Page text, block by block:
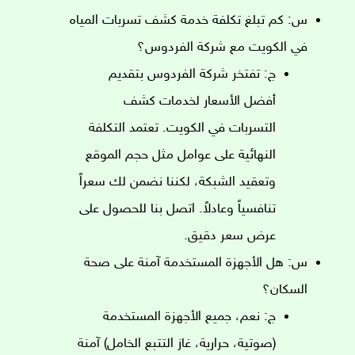
س: كم تبلغ تكلفة خدمة كشف تسربات المياه
في الكويت مع شركة الفردوس؟
ج: تفتخر شركة الفردوس بتقديم
أفضل الأسعار لخدمات كشف
التسربات في الكويت. تعتمد التكلفة
النهائية على عوامل مثل حجم الموقع
وتعقيد الشبكة، لكننا نضمن لك سعراً
تنافسياً وعادلاً. اتصل بنا للحصول على
عرض سعر دقيق.
س: هل الأجهزة المستخدمة آمنة على صحة
السكان؟
ج: نعم، جميع الأجهزة المستخدمة
(صوتية، حرارية، غاز التتبع الخامل) آمنة